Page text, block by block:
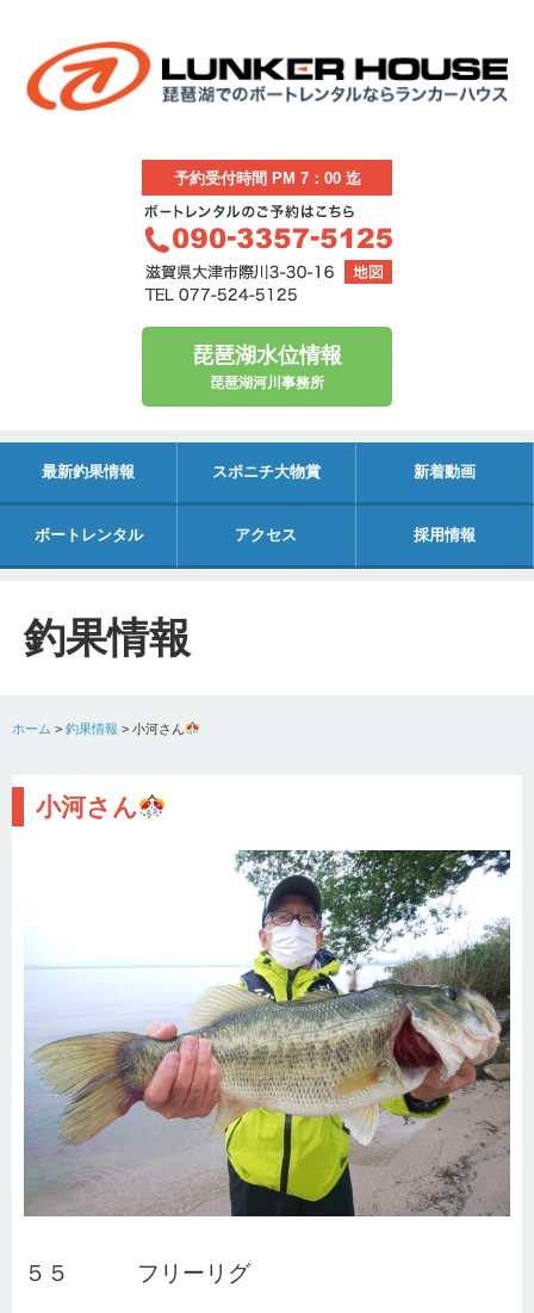
予約受付時間 PM 7：00 迄
琵琶湖水位情報
琵琶湖河川事務所
最新釣果情報 スポニチ大物賞 新着動画
ボートレンタル アクセス 採用情報
釣果情報
ホーム > 釣果情報 > 小河さん
小河さん
５５ フリーリグ